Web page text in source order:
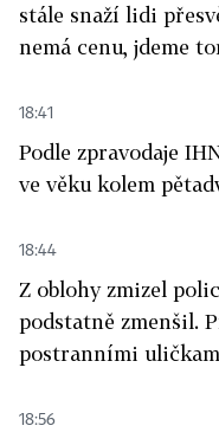
stále snaží lidi
nemá cenu, jdeme
18:41
Podle zpravodaje
ve věku kolem
18:44
Z oblohy zmizel
podstatně zmenšil.
postranními
18:56